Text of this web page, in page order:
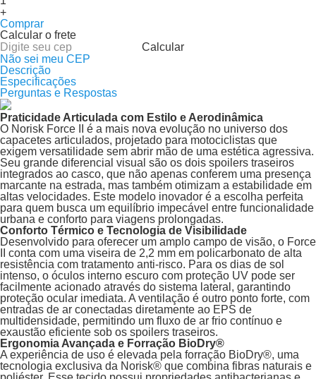
+
Comprar
Calcular o frete
Calcular
Não sei meu CEP
Descrição
Especificações
Perguntas e Respostas
Praticidade Articulada com Estilo e Aerodinâmica
O Norisk Force II é a mais nova evolução no universo dos
capacetes articulados, projetado para motociclistas que
exigem versatilidade sem abrir mão de uma estética agressiva.
Seu grande diferencial visual são os dois spoilers traseiros
integrados ao casco, que não apenas conferem uma presença
marcante na estrada, mas também otimizam a estabilidade em
altas velocidades. Este modelo inovador é a escolha perfeita
para quem busca um equilíbrio impecável entre funcionalidade
urbana e conforto para viagens prolongadas.
Conforto Térmico e Tecnologia de Visibilidade
Desenvolvido para oferecer um amplo campo de visão, o Force
II conta com uma viseira de 2,2 mm em policarbonato de alta
resistência com tratamento anti-risco. Para os dias de sol
intenso, o óculos interno escuro com proteção UV pode ser
facilmente acionado através do sistema lateral, garantindo
proteção ocular imediata. A ventilação é outro ponto forte, com
entradas de ar conectadas diretamente ao EPS de
multidensidade, permitindo um fluxo de ar frio contínuo e
exaustão eficiente sob os spoilers traseiros.
Ergonomia Avançada e Forração BioDry®
A experiência de uso é elevada pela forração BioDry®, uma
tecnologia exclusiva da Norisk® que combina fibras naturais e